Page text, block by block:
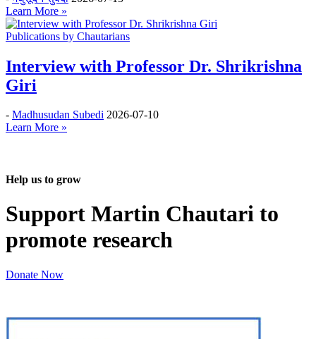
Learn More »
Publications by Chautarians
Interview with Professor Dr. Shrikrishna
Giri
- Madhusudan Subedi 2026-07-10
Learn More »
Help us to grow
Support Martin Chautari to
promote research
Donate Now